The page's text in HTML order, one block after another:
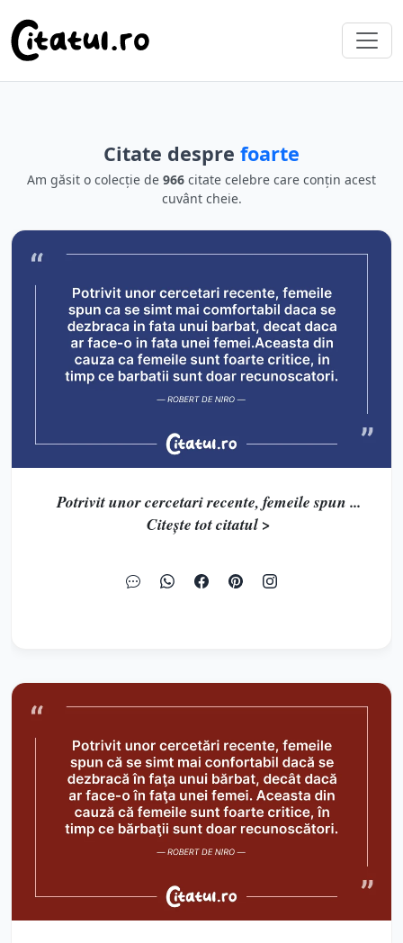
Citate despre foarte
Am găsit o colecție de 966 citate celebre care conțin acest
cuvânt cheie.
Potrivit unor cercetari recente, femeile spun ...
Citește tot citatul >